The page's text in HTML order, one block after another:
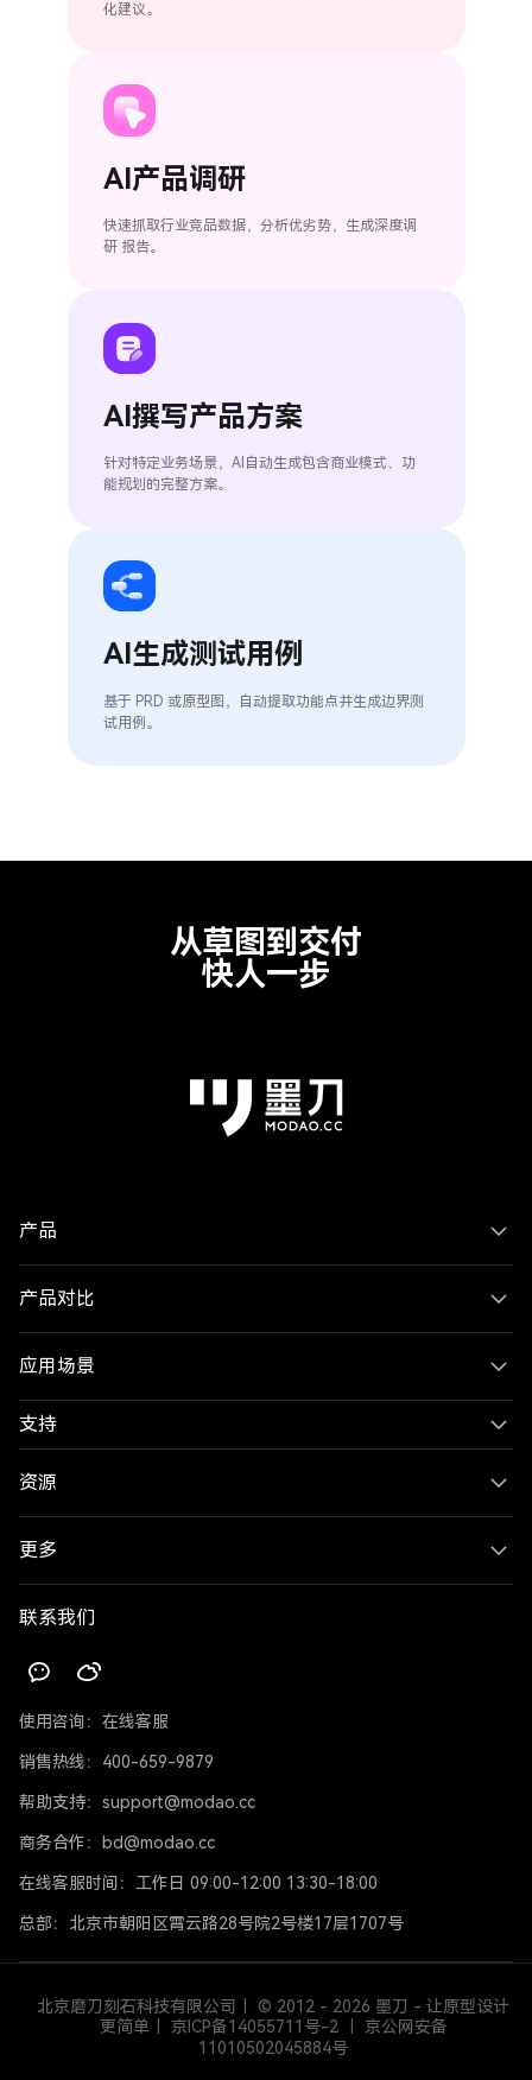
化建议。
AI产品调研
快速抓取行业竞品数据，分析优劣势，生成深度调
研 报告。
AI撰写产品方案
针对特定业务场景，AI自动生成包含商业模式、功
能规划的完整方案。
AI生成测试用例
基于 PRD 或原型图，自动提取功能点并生成边界测
试用例。
从草图到交付
快人一步
产品
产品对比
应用场景
支持
资源
更多
联系我们
使用咨询： 在线客服
销售热线： 400-659-9879
帮助支持： support@modao.cc
商务合作： bd@modao.cc
在线客服时间： 工作日 09:00-12:00 13:30-18:00
总部： 北京市朝阳区霄云路28号院2号楼17层1707号
北京磨刀刻石科技有限公司｜ © 2012 - 2026 墨刀 - 让原型设计
更简单｜ 京 ICP备14055711号-2
｜ 京公网安备
11010502045884号